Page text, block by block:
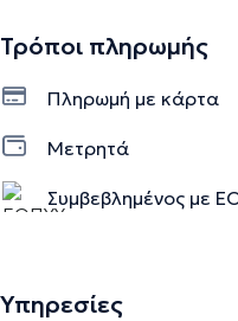
Τρόποι πληρωμής
Πληρωμή με κάρτα
Μετρητά
Συμβεβλημένος με
Υπηρεσίες